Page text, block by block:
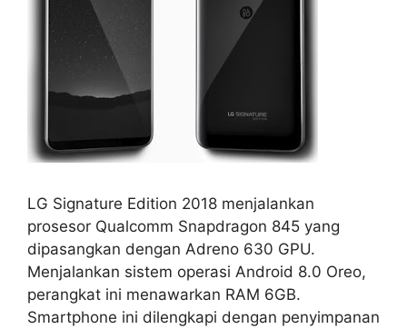
LG Signature Edition 2018 menjalankan
prosesor Qualcomm Snapdragon 845 yang
dipasangkan dengan Adreno 630 GPU.
Menjalankan sistem operasi Android 8.0 Oreo,
perangkat ini menawarkan RAM 6GB.
Smartphone ini dilengkapi dengan penyimpanan